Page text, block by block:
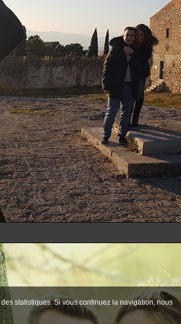
statistiques. Si vous continuez la navigation, nous